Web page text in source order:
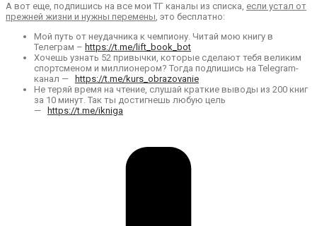
А вот еще, подпишись на все мои ТГ каналы из списка, если устал от
прежней жизни и нужны перемены, это бесплатно:
Мой путь от неудачника к чемпиону. Читай мою книгу в
Телеграм – https://t.me/lift_book_bot
Хочешь узнать 52 привычки, которые сделают тебя великим
спортсменом и миллионером? Тогда подпишись на Telegram-
канал —
https://t.me/kurs_obrazovanie
Не теряй время на чтение, слушай краткие выводы из 200 книг
за 10 минут. Так ты достигнешь любую цель
—
https://t.me/ikniga